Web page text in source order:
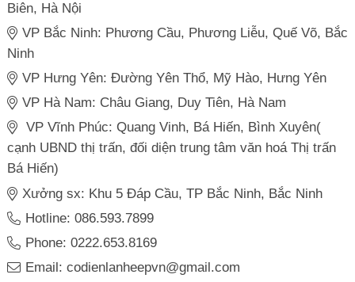
Biên, Hà Nội
VP Bắc Ninh: Phương Cầu, Phương Liễu, Quế Võ, Bắc
Ninh
VP Hưng Yên: Đường Yên Thổ, Mỹ Hào, Hưng Yên
VP Hà Nam: Châu Giang, Duy Tiên, Hà Nam
VP Vĩnh Phúc: Quang Vinh, Bá Hiến, Bình Xuyên(
cạnh UBND thị trấn, đối diện trung tâm văn hoá Thị trấn
Bá Hiến)
Xưởng sx: Khu 5 Đáp Cầu, TP Bắc Ninh, Bắc Ninh
Hotline: 086.593.7899
Phone: 0222.653.8169
Email: codienlanheepvn@gmail.com